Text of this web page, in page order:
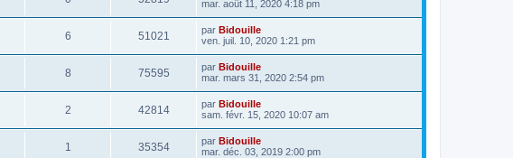
mar. août 11, 2020 4:18 pm
6 51021 par Bidouille
ven. juil. 10, 2020 1:21 pm
8 75595 par Bidouille
mar. mars 31, 2020 2:54 pm
2 42814 par Bidouille
sam. févr. 15, 2020 10:07 am
1 35354 par Bidouille
mar. déc. 03, 2019 2:00 pm